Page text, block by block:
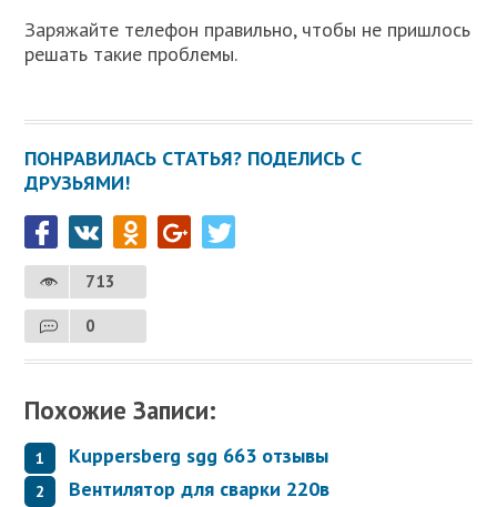
Заряжайте телефон правильно, чтобы не пришлось
решать такие проблемы.
ПОНРАВИЛАСЬ СТАТЬЯ? ПОДЕЛИСЬ С
ДРУЗЬЯМИ!
713
0
Похожие Записи:
Kuppersberg sgg 663 отзывы
Вентилятор для сварки 220в